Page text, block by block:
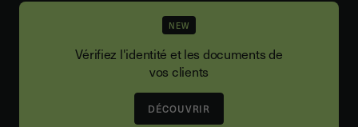
NEW
Vérifiez l'identité et les documents de
vos clients
DÉCOUVRIR